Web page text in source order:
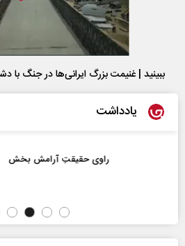
ببینید | غنیمت بزرگ ایرانی‌ها در جنگ با
یادداشت
راوی حقیقتِ آرامش‌ بخش